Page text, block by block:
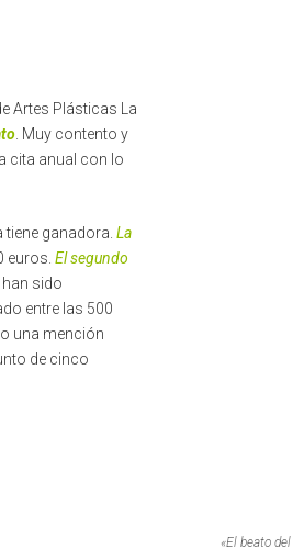
Artes Plásticas La
. Muy contento y
cita anual con lo
ganadora. La
euros. El segundo
sido
entre las 500
una mención
de cinco
«El beato